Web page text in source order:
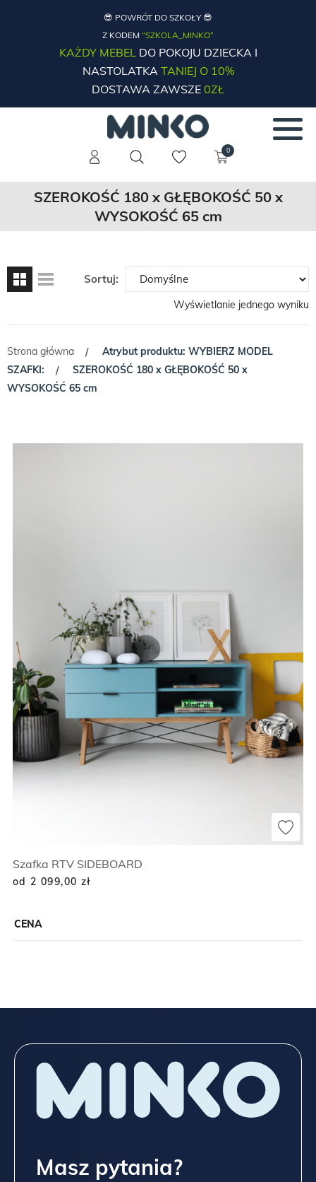
😎 POWRÓT DO SZKOŁY 😎
Z KODEM “SZKOLA_MINKO”
KAŻDY MEBELDO POKOJU DZIECKA I
NASTOLATKATANIEJ O 10%
DOSTAWA ZAWSZE 0ZŁ
0
SZEROKOŚĆ 180 x GŁĘBOKOŚĆ 50 x
WYSOKOŚĆ 65 cm
CENA
Sortuj:
Wyświetlanie jednego wyniku
Strona główna /
Atrybut produktu: WYBIERZ MODEL
SZAFKI:
/
SZEROKOŚĆ 180 x GŁĘBOKOŚĆ 50 x
WYSOKOŚĆ 65 cm
Szafka RTV SIDEBOARD
od 2 099,00 zł
Masz pytania?